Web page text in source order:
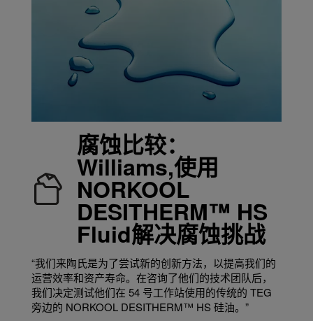
腐蚀比较：
Williams,使用
NORKOOL
DESITHERM™ HS
Fluid解决腐蚀挑战
“我们来陶氏是为了尝试新的创新方法，以提高我们的
运营效率和资产寿命。在咨询了他们的技术团队后，
我们决定测试他们在 54 号工作站使用的传统的 TEG
旁边的 NORKOOL DESITHERM™ HS 硅油。”